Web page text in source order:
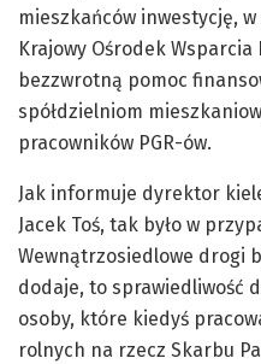
mieszkańców inwestycję,
Krajowy Ośrodek
bezzwrotną pomoc
spółdzielniom
pracowników PGR-ów.
Jak informuje dyrektor
Jacek Toś, tak było w
Wewnątrzosiedlowe drogi
dodaje, to sprawiedliwość
osoby, które kiedyś
rolnych na rzecz Skarbu